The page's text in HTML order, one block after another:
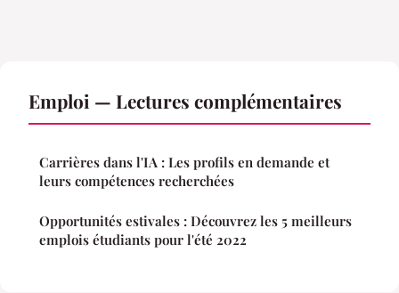
Emploi — Lectures complémentaires
Carrières dans l'IA : Les profils en demande et
leurs compétences recherchées
Opportunités estivales : Découvrez les 5 meilleurs
emplois étudiants pour l'été 2022